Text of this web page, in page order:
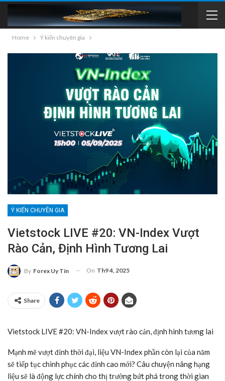
Home Ý kiến chuyên gia
Ý KIẾN CHUYÊN GIA
Vietstock LIVE #20: VN-Index Vượt
Rào Cản, Định Hình Tương Lai
By Forex Uy Tín On Th9 4, 2025
Share
Vietstock LIVE #20: VN-Index vượt rào cản, định hình tương lai
Mạnh mẽ vượt đỉnh thời đại, liệu VN-Index phần còn lại của năm
sẽ tiếp tục chinh phục các đỉnh cao mới? Câu chuyện nâng hạng
liệu sẽ là động lực chính cho thị trường bứt phá trong thời gian